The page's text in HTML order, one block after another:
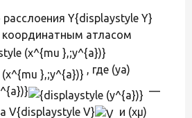
Y{displaystyle Y}
координатным атласом
(x^{mu },;y^{a})}
, где (ya)
—
V{displaystyle V}
и (xμ)